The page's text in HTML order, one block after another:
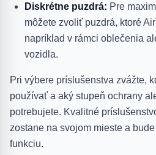
Diskrétne puzdrá: Pre
môžete zvoliť puzdrá, ktoré
napríklad v rámci oblečenia
vozidla.
Pri výbere príslušenstva zvážte,
používať a aký stupeň ochrany
potrebujete. Kvalitné
zostane na svojom mieste a
funkciu.